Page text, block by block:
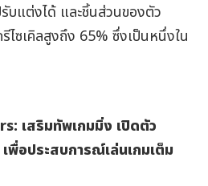
บแต่งได้ และชิ้นส่วนของตัว
ไซเคิลสูงถึง 65% ซึ่งเป็นหนึ่งใน
เสริมทัพเกมมิ่ง เปิดตัว
อประสบการณ์เล่นเกมเต็ม